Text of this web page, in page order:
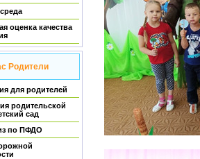
оценка качества
Родители
для родителей
родительской
сад
по ПФДО